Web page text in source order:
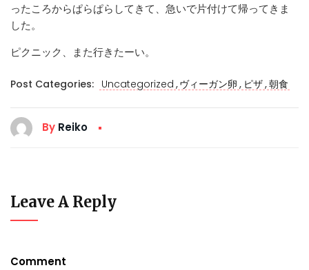
ったころからぱらぱらしてきて、急いで片付けて帰ってきま
した。
ピクニック、また行きたーい。
Post Categories: Uncategorized ,ヴィーガン卵 , ピザ,朝食
By Reiko
Leave A Reply
Comment